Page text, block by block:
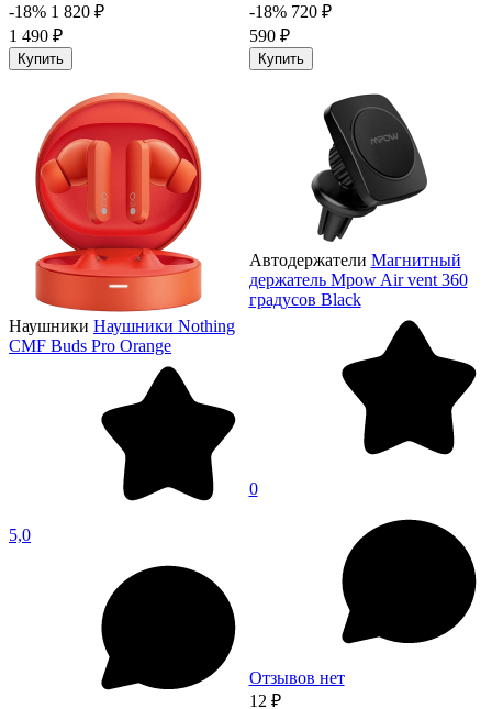
-18% 1 820 ₽
1 490 ₽
Купить
-18% 720 ₽
590 ₽
Купить
Наушники Наушники Nothing
CMF Buds Pro Orange
5,0
Автодержатели Магнитный
держатель Mpow Air vent 360
градусов Black
0
Отзывов нет
12 ₽